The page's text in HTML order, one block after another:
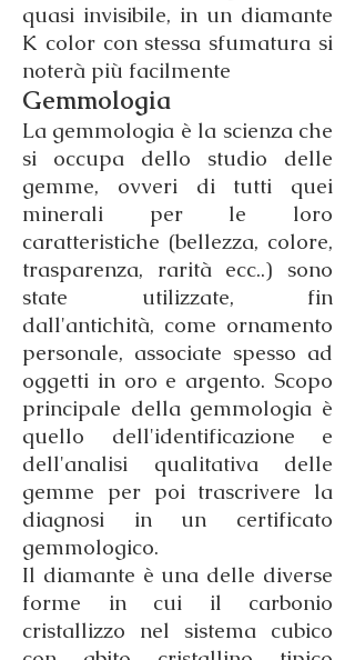
quasi invisibile, in un diamante
K color con stessa sfumatura si
noterà più facilmente​
Gemmologia
La gemmologia è la scienza che
si occupa dello studio delle
gemme, ovveri di tutti quei
minerali per le loro
caratteristiche (bellezza, colore,
trasparenza, rarità ecc..) sono
state utilizzate, fin
dall'antichità, come ornamento
personale, associate spesso ad
oggetti in oro e argento. Scopo
principale della gemmologia è
quello dell'identificazione e
dell'analisi qualitativa delle
gemme per poi trascrivere la
diagnosi in un certificato
gemmologico.
Il diamante è una delle diverse
forme in cui il carbonio
cristallizzo nel sistema cubico